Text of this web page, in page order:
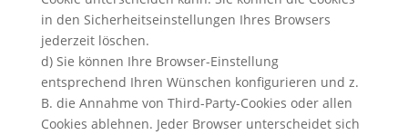
in den Sicherheitseinstellungen Ihres Browsers
jederzeit löschen.
d) Sie können Ihre Browser-Einstellung
entsprechend Ihren Wünschen konfigurieren und z.
B. die Annahme von Third-Party-Cookies oder allen
Cookies ablehnen. Jeder Browser unterscheidet sich